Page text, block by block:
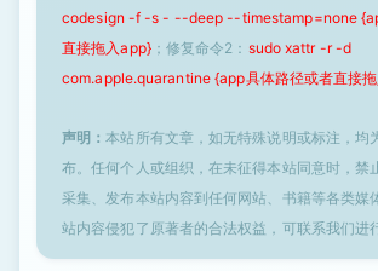
codesign -f -s - --deep --timestamp=none
直接拖入app}；修复命令2： sudo xattr -r -d
com.apple.quarantine {app具体路径或者直接
声明：本站所有文章，如无特殊说明或标注，均
布。任何个人或组织，在未征得本站同意时，禁
采集、发布本站内容到任何网站、书籍等各类媒
站内容侵犯了原著者的合法权益，可联系我们进